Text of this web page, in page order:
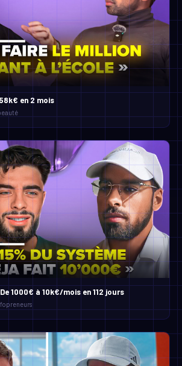
en 2 mois
1000€ à 10k€/mois en 112 jours